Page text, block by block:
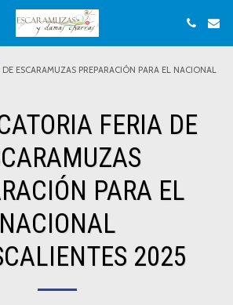
ESCARAMUZAS PREPARACIÓN PARA EL NACIONAL
FERIA DE
PARA EL
NACIONAL
2025